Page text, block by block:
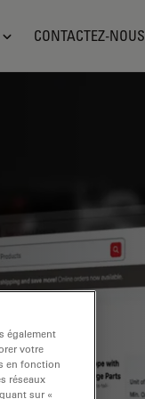
CONTACTEZ-NOUS
également
votre
en fonction
réseaux
sur «